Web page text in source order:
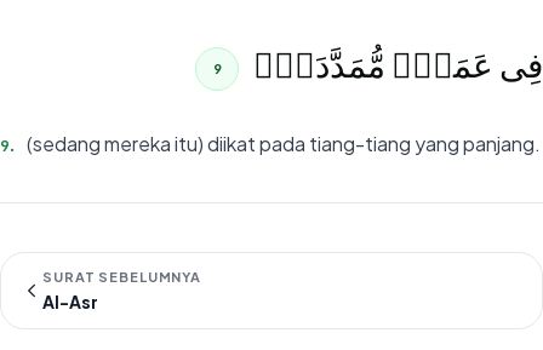
فِى عَمَدٍۢ مُّمَدَّدَةٍۭ 9
9. (sedang mereka itu) diikat pada tiang-tiang yang panjang.
SURAT SEBELUMNYA
Al-Asr